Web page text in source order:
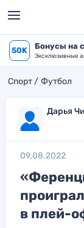
50K Бонусы на
Эксклюзивные
Спорт Футбол
Дарья
09.08.2022
в плей-